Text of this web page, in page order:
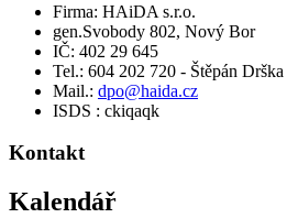
Firma: HAiDA s.r.o.
gen.Svobody 802, Nový Bor
IČ: 402 29 645
Tel.: 604 202 720 - Štěpán Drška
Mail.: dpo@haida.cz
ISDS : ckiqaqk
Kontakt
Kalendář